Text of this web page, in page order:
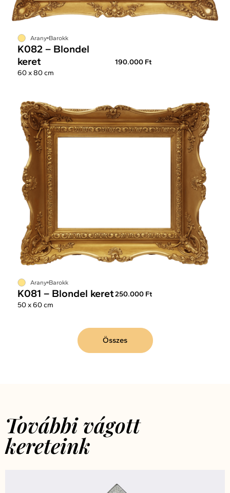
Arany Barokk
K082 – Blondel
keret
190.000 Ft
60 x 80 cm
Arany Barokk
K081 – Blondel keret250.000 Ft
50 x 60 cm
Összes
További vágott
kereteink